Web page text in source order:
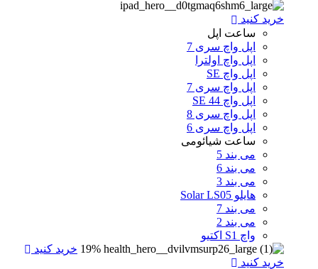
خرید کنید
ساعت اپل
اپل واچ سری 7
اپل واچ اولترا
اپل واچ SE
اپل واچ سری 7
اپل واچ SE 44
اپل واچ سری 8
اپل واچ سری 6
ساعت شیائومی
می بند 5
می بند 6
می بند 3
هایلو Solar LS05
می بند 7
می بند 2
واچ S1 اکتیو
19% خرید کنید
خرید کنید